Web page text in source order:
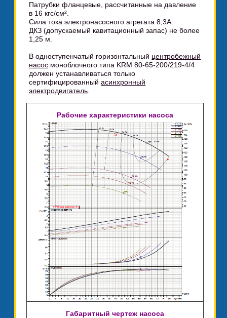
Патрубки фланцевые, рассчитанные на давление
в 16 кгс/см².
Сила тока электронасосного агрегата 8,3А.
ДКЗ (допускаемый кавитационный запас) не более
1,25 м.
В одноступенчатый горизонтальный центробежный
насос моноблочного типа KRM 80-65-200/219-4/4
должен устанавливаться только
сертифицированныйасинхронный
электродвигатель
Рабочие характеристики насоса
Габаритный чертеж насоса